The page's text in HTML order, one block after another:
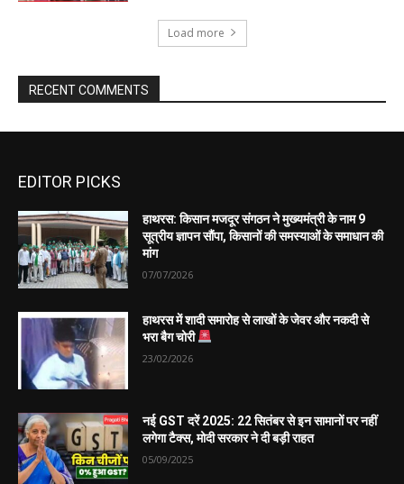
EDITOR PICKS
हाथरस: किसान मजदूर संगठन ने मुख्यमंत्री के नाम 9
सूत्रीय ज्ञापन सौंपा, किसानों की समस्याओं के समाधान की
मांग
07/07/2026
हाथरस में शादी समारोह से लाखों के जेवर और नकदी से
भरा बैग चोरी
23/02/2026
नई GST दरें 2025: 22 सितंबर से इन सामानों पर नहीं
लगेगा टैक्स, मोदी सरकार ने दी बड़ी राहत
05/09/2025